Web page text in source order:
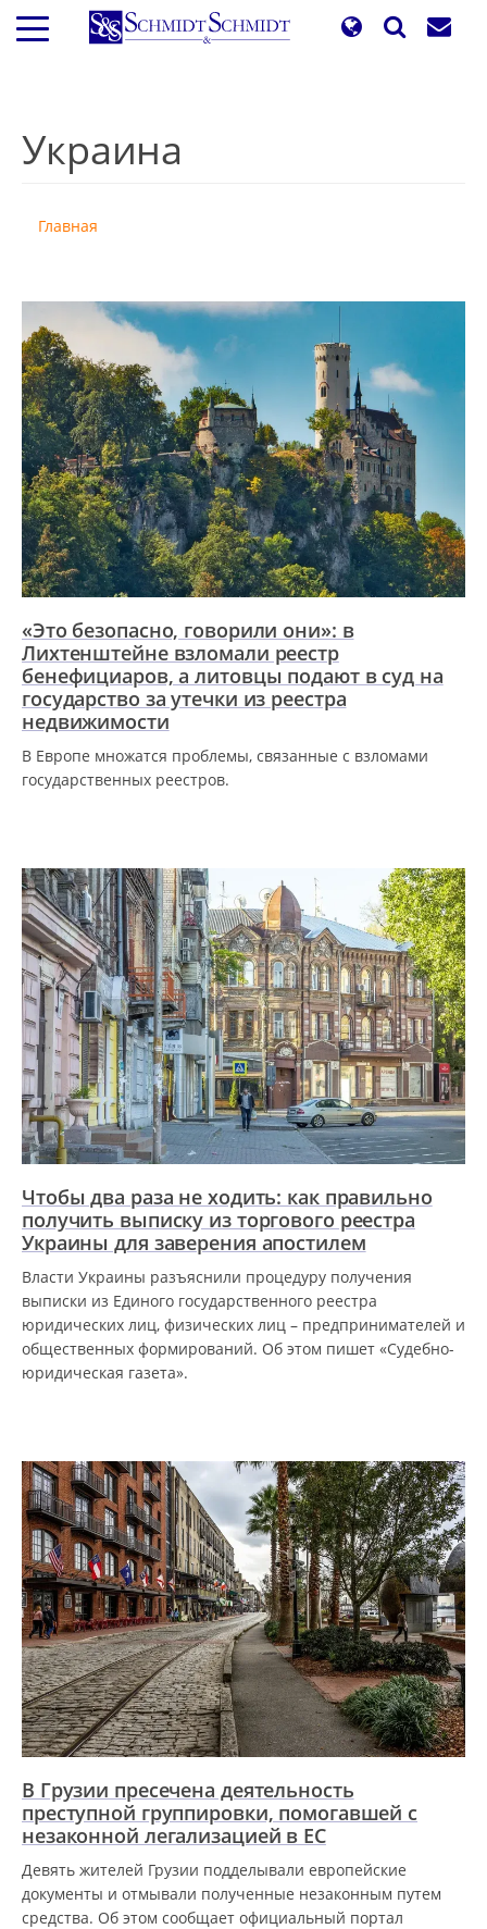
Перейти
Украина
Главная
«Это безопасно, говорили они»: в
Лихтенштейне взломали реестр
бенефициаров, а литовцы подают в суд на
государство за утечки из реестра
недвижимости
В Европе множатся проблемы, связанные с взломами
государственных реестров.
Чтобы два раза не ходить: как правильно
получить выписку из торгового реестра
Украины для заверения апостилем
Власти Украины разъяснили процедуру получения
выписки из Единого государственного реестра
юридических лиц, физических лиц – предпринимателей и
общественных формирований. Об этом пишет «Судебно-
юридическая газета».
В Грузии пресечена деятельность
преступной группировки, помогавшей с
незаконной легализацией в ЕС
Девять жителей Грузии подделывали европейские
документы и отмывали полученные незаконным путем
средства. Об этом сообщает официальный портал